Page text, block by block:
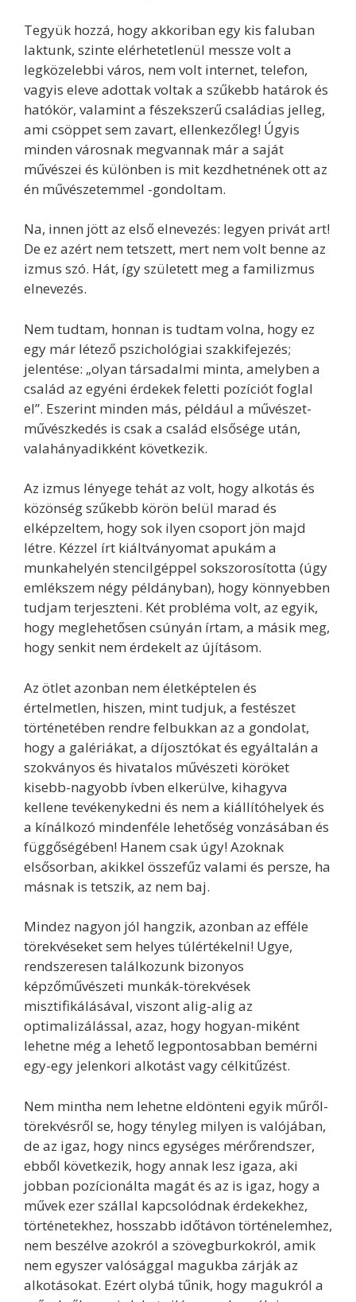
Tegyük hozzá, hogy akkoriban egy kis faluban
laktunk, szinte elérhetetlenül messze volt a
legközelebbi város, nem volt internet, telefon,
vagyis eleve adottak voltak a szűkebb határok és
hatókör, valamint a fészekszerű családias jelleg,
ami csöppet sem zavart, ellenkezőleg! Úgyis
minden városnak megvannak már a saját
művészei és különben is mit kezdhetnének ott az
én művészetemmel -gondoltam.
Na, innen jött az első elnevezés: legyen privát art!
De ez azért nem tetszett, mert nem volt benne az
izmus szó. Hát, így született meg a familizmus
elnevezés.
Nem tudtam, honnan is tudtam volna, hogy ez
egy már létező pszichológiai szakkifejezés;
jelentése: „olyan társadalmi minta, amelyben a
család az egyéni érdekek feletti pozíciót foglal
el”. Eszerint minden más, például a művészet-
művészkedés is csak a család elsősége után,
valahányadikként következik.
Az izmus lényege tehát az volt, hogy alkotás és
közönség szűkebb körön belül marad és
elképzeltem, hogy sok ilyen csoport jön majd
létre. Kézzel írt kiáltványomat apukám a
munkahelyén stencilgéppel sokszorosította (úgy
emlékszem négy példányban), hogy könnyebben
tudjam terjeszteni. Két probléma volt, az egyik,
hogy meglehetősen csúnyán írtam, a másik meg,
hogy senkit nem érdekelt az újításom.
Az ötlet azonban nem életképtelen és
értelmetlen, hiszen, mint tudjuk, a festészet
történetében rendre felbukkan az a gondolat,
hogy a galériákat, a díjosztókat és egyáltalán a
szokványos és hivatalos művészeti köröket
kisebb-nagyobb ívben elkerülve, kihagyva
kellene tevékenykedni és nem a kiállítóhelyek és
a kínálkozó mindenféle lehetőség vonzásában és
függőségében! Hanem csak úgy! Azoknak
elsősorban, akikkel összefűz valami és persze, ha
másnak is tetszik, az nem baj.
Mindez nagyon jól hangzik, azonban az efféle
törekvéseket sem helyes túlértékelni! Ugye,
rendszeresen találkozunk bizonyos
képzőművészeti munkák-törekvések
misztifikálásával, viszont alig-alig az
optimalizálással, azaz, hogy hogyan-miként
lehetne még a lehető legpontosabban bemérni
egy-egy jelenkori alkotást vagy célkitűzést.
Nem mintha nem lehetne eldönteni egyik műről-
törekvésről se, hogy tényleg milyen is valójában,
de az igaz, hogy nincs egységes mérőrendszer,
ebből következik, hogy annak lesz igaza, aki
jobban pozícionálta magát és az is igaz, hogy a
művek ezer szállal kapcsolódnak érdekekhez,
történetekhez, hosszabb időtávon történelemhez,
nem beszélve azokról a szövegburkokról, amik
nem egyszer valósággal magukba zárják az
alkotásokat. Ezért olybá tűnik, hogy magukról a